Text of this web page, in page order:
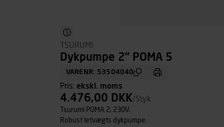
TSURUMI
Dykpumpe 2” POMA 5
VARENR: 53504040
Pris: ekskl. moms
4.476,00 DKK/Styk
Tsurumi POMA 2, 230V.
Robust letvægts dykpumpe.